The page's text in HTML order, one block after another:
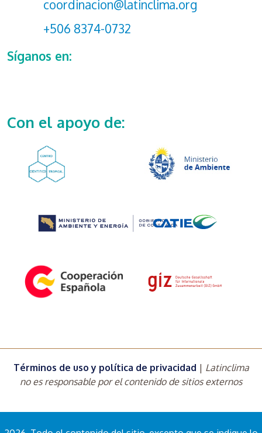
coordinacion@latinclima.org
+506 8374-0732
Síganos en:
Con el apoyo de:
Términos de uso y política de privacidad | Latinclima
no es responsable por el contenido de sitios externos